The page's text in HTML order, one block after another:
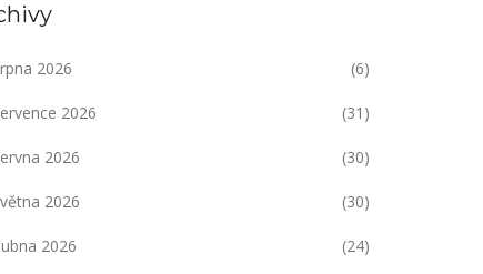
2026 (6)
2026 (31)
2026 (30)
2026 (30)
2026 (24)